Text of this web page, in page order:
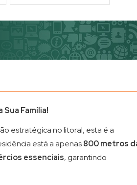
Família!
estratégica no litoral, esta é a
está a apenas800 metros
essenciais, garantindo